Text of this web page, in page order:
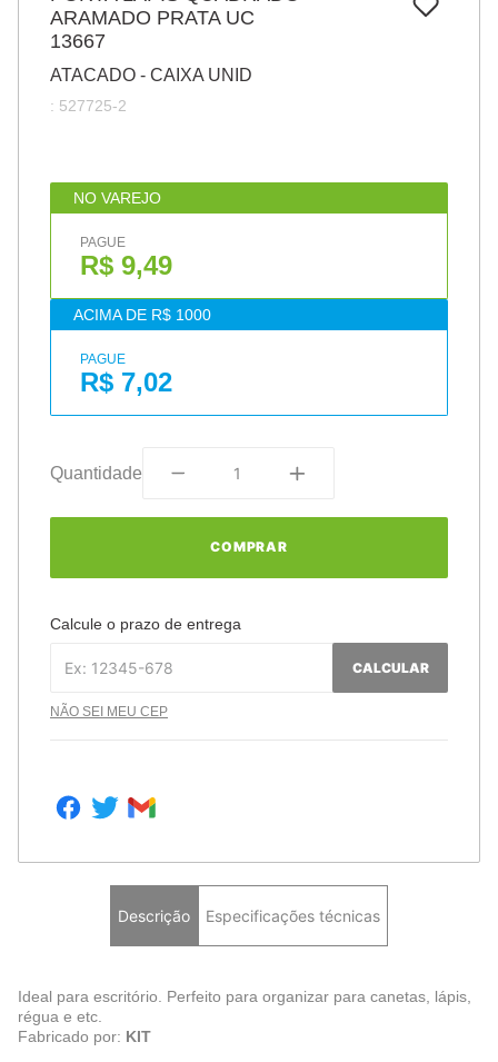
ARAMADO PRATA UC
13667
ATACADO - CAIXA UNID
: 527725-2
NO VAREJO
PAGUE
R$ 9,49
ACIMA DE R$ 1000
PAGUE
R$ 7,02
Quantidade
COMPRAR
Calcule o prazo de entrega
CALCULAR
NÃO SEI MEU CEP
Descrição Especificações técnicas
Ideal para escritório. Perfeito para organizar para canetas, lápis,
régua e etc.
Fabricado por: KIT
pincel